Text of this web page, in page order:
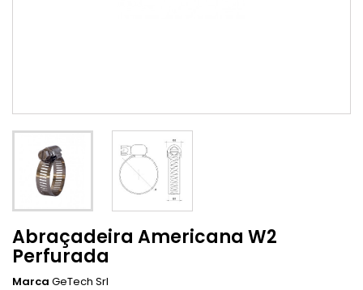
Abraçadeira Americana W2
Perfurada
Marca GeTech Srl